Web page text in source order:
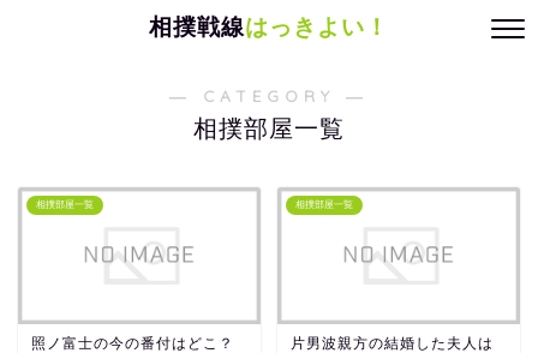
相撲戦線はっきよい！
― CATEGORY ―
相撲部屋一覧
相撲部屋一覧
照ノ富士の今の番付はどこ？
相撲部屋一覧
片男波親方の結婚した夫人は